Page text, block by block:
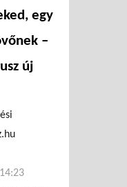
egy
–
új